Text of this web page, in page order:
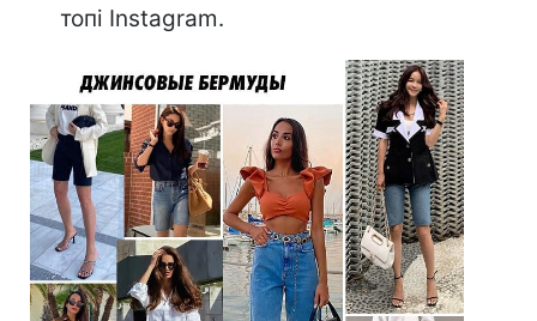
топі Instagram.